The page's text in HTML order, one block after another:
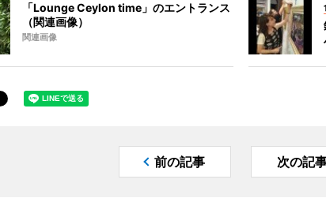
「Lounge Ceylon time」のエントランス
（関連画像）
関連画像
前の記事 次の記